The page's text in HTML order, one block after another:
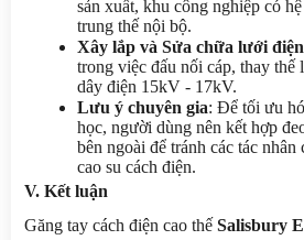
sản xuất, khu công nghiệp có
trung thế nội bộ.
Xây lắp và Sửa chữa lưới điện
trong việc đấu nối cáp, thay thế
dây điện 15kV - 17kV.
Lưu ý chuyên gia: Để tối ưu
học, người dùng nên kết hợp
bên ngoài để tránh các tác
cao su cách điện.
V. Kết luận
Găng tay cách điện cao thế Salisbury